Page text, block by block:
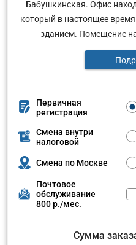
Бабушкинская. Офис
который в настоящее
зданием. Помещение
Первичная
регистрация
Смена внутри
налоговой
Смена по Москве
Почтовое
обслуживание
800 р./мес.
Сумма